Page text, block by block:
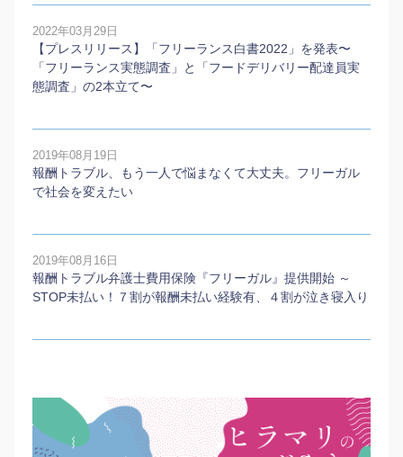
2022年03月29日
【プレスリリース】「フリーランス白書2022」を発表〜
「フリーランス実態調査」と「フードデリバリー配達員実
態調査」の2本⽴て〜
2019年08月19日
報酬トラブル、もう一人で悩まなくて大丈夫。フリーガル
で社会を変えたい
2019年08月16日
報酬トラブル弁護士費用保険『フリーガル』提供開始 ～
STOP未払い！７割が報酬未払い経験有、４割が泣き寝入り